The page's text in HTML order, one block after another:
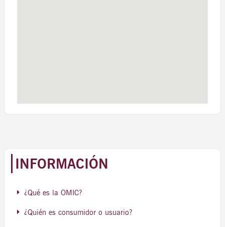
INFORMACIÓN
¿Qué es la OMIC?
¿Quién es consumidor o usuario?